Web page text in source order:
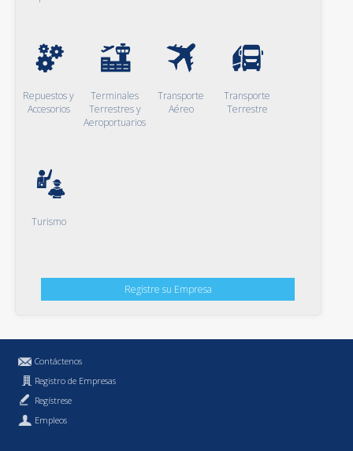
Repuestos y
Accesorios
Terminales
Terrestres y
Aeroportuarios
Transporte
Aéreo
Transporte
Terrestre
Turismo
Registre su Empresa
Contáctenos
Registro de Empresas
Regístrese
Empleos